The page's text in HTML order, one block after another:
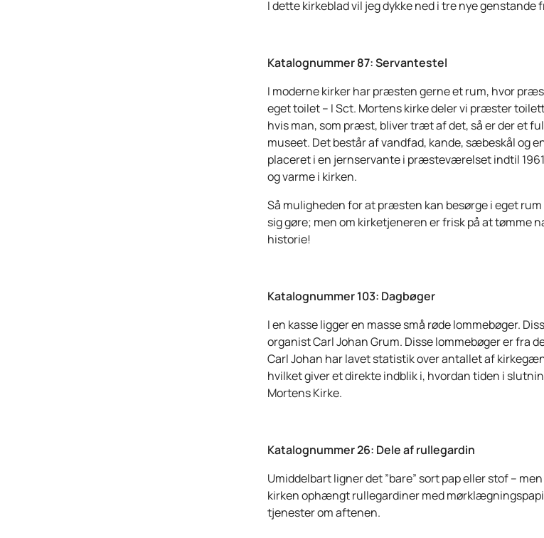
I dette kirkeblad vil jeg dykke ned i tre nye genstande
Katalognummer 87: Servantestel
I moderne kirker har præsten gerne et rum, hvor
eget toilet – I Sct. Mortens kirke deler vi præster
hvis man, som præst, bliver træt af det, så er der et
museet. Det består af vandfad, kande, sæbeskål og
placeret i en jernservante i præsteværelset indtil
og varme i kirken.
Så muligheden for at præsten kan besørge i eget rum
sig gøre; men om kirketjeneren er frisk på at tømme
historie!
Katalognummer 103: Dagbøger
I en kasse ligger en masse små røde lommebøger.
organist Carl Johan Grum. Disse lommebøger er fra
Carl Johan har lavet statistik over antallet af
hvilket giver et direkte indblik i, hvordan tiden i
Mortens Kirke.
Katalognummer 26: Dele af rullegardin
Umiddelbart ligner det ”bare” sort pap eller stof –
kirken ophængt rullegardiner med
tjenester om aftenen.